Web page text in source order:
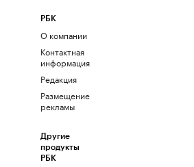
РБК
О компании
Контактная
информация
Редакция
Размещение
рекламы
Другие
продукты
РБК